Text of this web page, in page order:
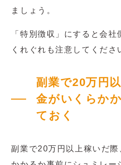
ましょう。
「特別徴収」にすると会社
くれぐれも注意してくださ
副業で20万円
金がいくらか
ておく
副業で20万円以上稼いだ際